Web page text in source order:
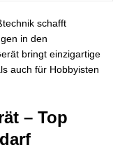
schafft
in den
bringt einzigartige
auch für Hobbyisten
– Top